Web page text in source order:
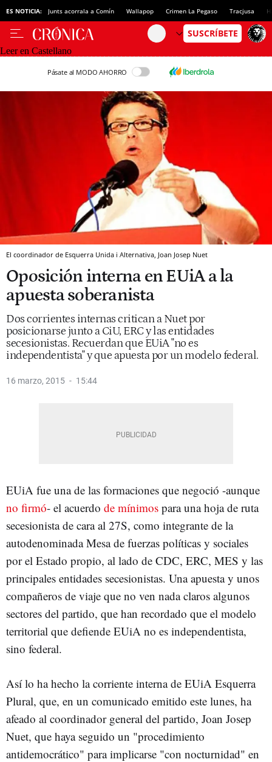
ES NOTICIA: Junts acorrala a Comín Wallapop Crimen La Pegaso Tracjusa
Leer en Castellano
Pásate al MODO AHORRO
El coordinador de Esquerra Unida i Alternativa, Joan Josep Nuet
Oposición interna en EUiA a la
apuesta soberanista
Dos corrientes internas critican a Nuet por
posicionarse junto a CiU, ERC y las entidades
secesionistas. Recuerdan que EUiA "no es
independentista" y que apuesta por un modelo federal.
16 marzo, 2015 15:44
EUiA fue una de las formaciones que negoció -aunque
no firmó- el acuerdo de mínimos para una hoja de ruta
secesionista de cara al 27S, como integrante de la
autodenominada Mesa de fuerzas políticas y sociales
por el Estado propio, al lado de CDC, ERC, MES y las
principales entidades secesionistas. Una apuesta y unos
compañeros de viaje que no ven nada claros algunos
sectores del partido, que han recordado que el modelo
territorial que defiende EUiA no es independentista,
sino federal.
Así lo ha hecho la corriente interna de EUiA Esquerra
Plural, que, en un comunicado emitido este lunes, ha
afeado al coordinador general del partido, Joan Josep
Nuet, que haya seguido un "procedimiento
antidemocrático" para implicarse "con nocturnidad" en